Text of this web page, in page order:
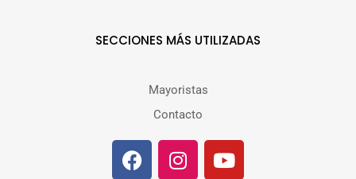
SECCIONES MÁS UTILIZADAS
Mayoristas
Contacto